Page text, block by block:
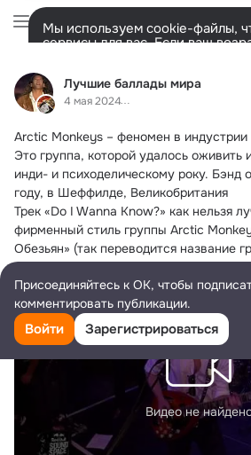
Лучшие баллады мира
4 мая 2024
Arctic Monkeys – феномен в индустрии
Это группа, которой удалось оживить
инди- и психоделическому року. Бэнд
году, в Шеффилде, Великобритания
Трек «Do I Wanna Know?» как нельзя
фирменный стиль группы Arctic
Обезьян» (так переводится название
Видео не
Мы используем cookie-файлы,
сервисы для вас. Если ваш
представитель.
Разрешить все Настроить
Лента Участники
Дополнительная
колонка
Всё 98 429 Обсуждаемые
Присоединяйтесь к ОК, чтобы
комментировать публикации.
Войти Зарегистрироваться